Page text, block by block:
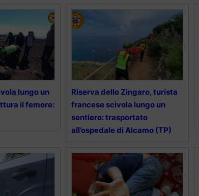
lungo un
il femore:
Riserva dello Zingaro, turista
francese scivola lungo un
sentiero: trasportato
all’ospedale di Alcamo (TP)